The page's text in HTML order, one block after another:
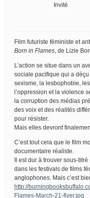
Invité
Film futuriste féministe et
Born in Flames , de Lizie
L’action se situe dans un
sociale pacifique qui a
sexisme, la lesbophobie,
l’oppression et la violence
la corruption des médias
des voix et des réalités
pour résister.
Mais elles devront
C’est tout cela que le film
documentaire réaliste.
Il est dur à trouver sous-
dans les festivals de films
anglophones. Mais c’est
http://
Flames-March-21-flyer.jpg